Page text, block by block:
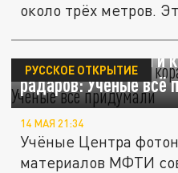
около трёх метров.
Русские самолёты и
радаров: Учёные всё
РУССКОЕ ОТКРЫТИЕ
14 МАЯ 21:34
Учёные Центра
материалов МФТИ